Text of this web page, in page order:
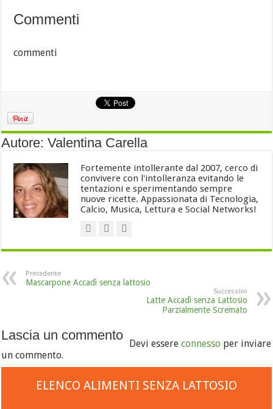
Commenti
commenti
Autore: Valentina Carella
Fortemente intollerante dal 2007, cerco di
convivere con l'intolleranza evitando le
tentazioni e sperimentando sempre
nuove ricette. Appassionata di Tecnologia,
Calcio, Musica, Lettura e Social Networks!
Precedente
Mascarpone Accadì senza lattosio
Successivo
Latte Accadì senza Lattosio
Parzialmente Scremato
Lascia un commento
Devi essereconnesso per inviare
un commento.
ELENCO ALIMENTI SENZA LATTOSIO